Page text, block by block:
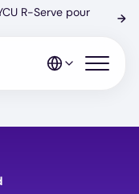
R-Serve pour
→
Open